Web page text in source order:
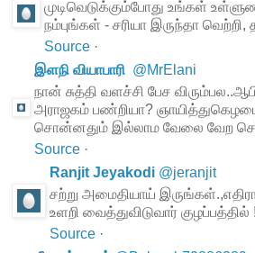
முடிவெடுக்கும்போது உங்கள்
நம்புங்கள் - சரியா இருந்தா வெற்றி,
Source ·
இளநி வியாபாரி @MrElani
நான் சுத்தி வளச்சி பேச
அராஜகம் பண்றியா?
சொன்னதும் இல்லாம வேலை வேற
Source ·
Ranjit Jeyakodi @jeranjit
சற்று அமைதியாய்
உளறி வைத்துவிடுவார் குழப்பத்தில் !
Source ·